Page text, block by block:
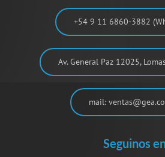
+54 9 11 6860-3882
Av. General Paz 12025,
mail:
Seguinos